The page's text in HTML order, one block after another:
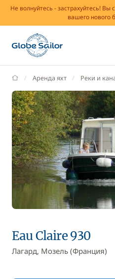
Не волнуйтесь - застрахуйтесь!
вашего нового
GlobeSailor
Аренда яхт Реки и
Eau Claire 930
Лагард, Мозель (Франция)